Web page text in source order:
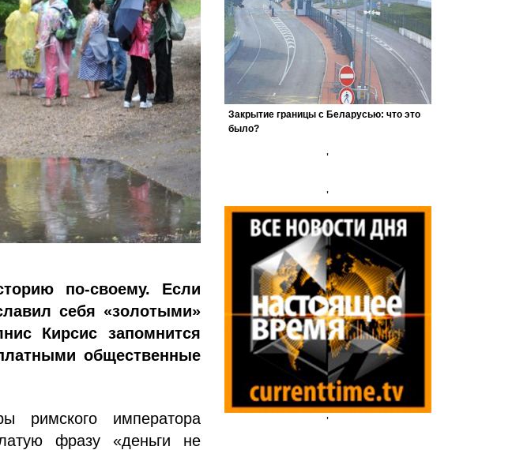
по-своему. Если
себя «золотыми»
Кирсис запомнится
общественные
императора
фразу «деньги не
'
'
'